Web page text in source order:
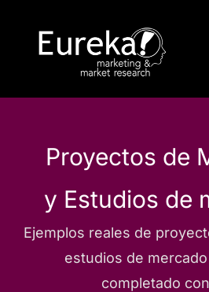
contenido
Proyectos de
y Estudios de
Ejemplos reales de
estudios de
completado